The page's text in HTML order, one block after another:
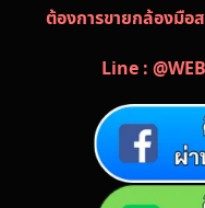
ต้องการขายกล้องมือส
Line :